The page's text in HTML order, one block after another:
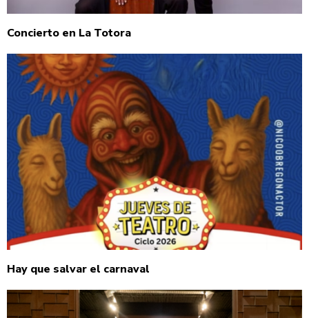
Concierto en La Totora
Hay que salvar el carnaval